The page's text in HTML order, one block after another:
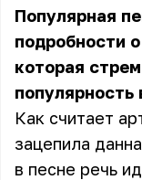
Популярная
подробности
которая
популярность
Как считает
зацепила
в песне речь